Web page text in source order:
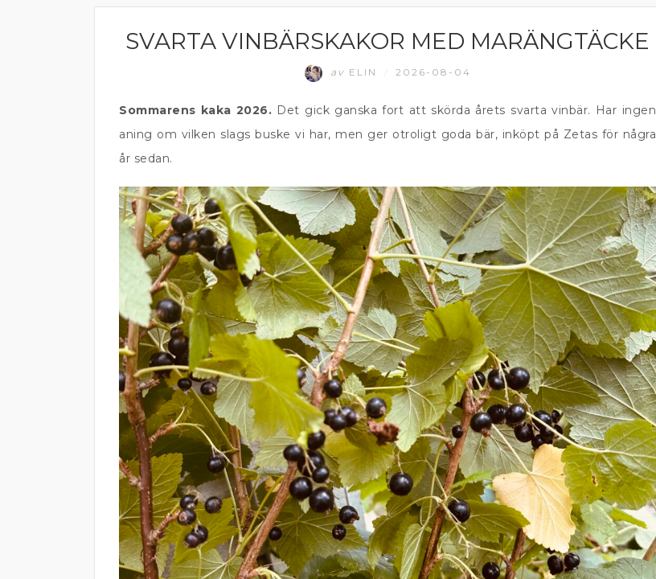
BAKAT
SVARTA VINBÄRSKAKOR MED MARÄNGTÄCKE
av ELIN 2026-08-04
Sommarens kaka 2026. Det gick ganska fort att skörda årets svarta vinbär. Har ingen
aning om vilken slags buske vi har, men ger otroligt goda bär, inköpt på Zetas för några
år sedan.